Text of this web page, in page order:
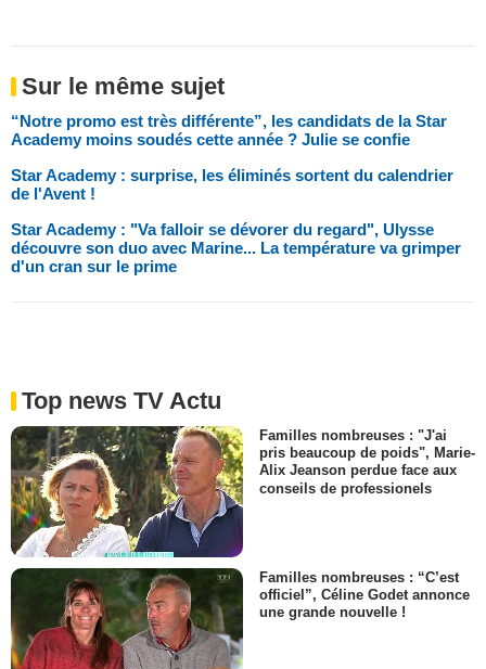
Sur le même sujet
“Notre promo est très différente”, les candidats de la Star
Academy moins soudés cette année ? Julie se confie
Star Academy : surprise, les éliminés sortent du calendrier
de l'Avent !
Star Academy : "Va falloir se dévorer du regard", Ulysse
découvre son duo avec Marine... La température va grimper
d'un cran sur le prime
Top news TV Actu
Familles nombreuses : "J'ai
pris beaucoup de poids", Marie-
Alix Jeanson perdue face aux
conseils de professionels
Familles nombreuses : “C’est
officiel”, Céline Godet annonce
une grande nouvelle !